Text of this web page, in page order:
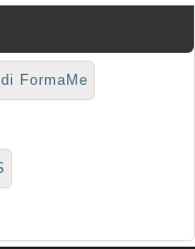
FormaMe